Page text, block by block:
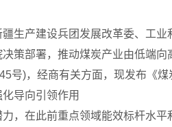
生产建设兵团发展改革委、工
策部署，推动煤炭产业由低端
号)，经商有关方面，现发布《
导向引领作用
，在此前重点领域能效标杆水